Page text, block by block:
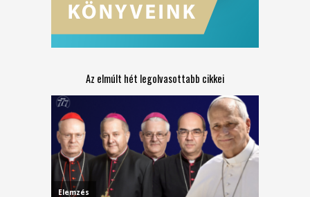
Az elmúlt hét legolvasottabb cikkei